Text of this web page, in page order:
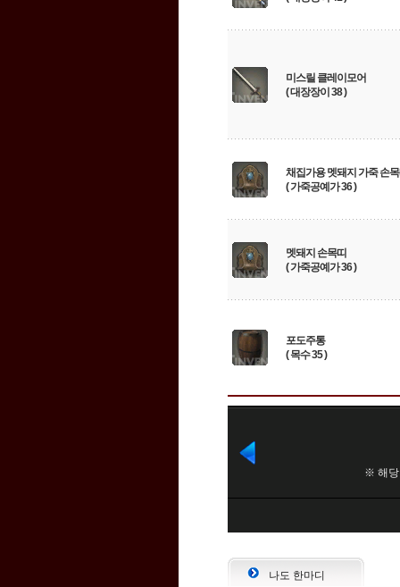
미스릴 클레이모어
( 대장장이 38 )
채집가용 멧돼지 가죽 손
( 가죽공예가 36 )
멧돼지 손목띠
( 가죽공예가 36 )
포도주통
( 목수 35 )
나도 한마디